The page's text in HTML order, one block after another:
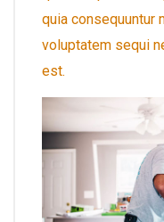
quia consequuntur
voluptatem sequi
est.